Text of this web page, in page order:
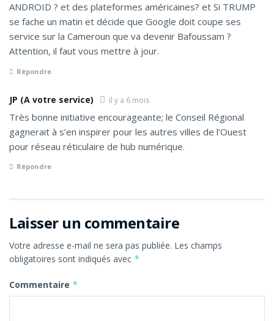
ANDROID ? et des plateformes américaines? et Si TRUMP
se fache un matin et décide que Google doit coupe ses
service sur la Cameroun que va devenir Bafoussam ?
Attention, il faut vous mettre à jour.
Répondre
JP (A votre service) il y a 6 mois
Très bonne initiative encourageante; le Conseil Régional
gagnerait à s’en inspirer pour les autres villes de l’Ouest
pour réseau réticulaire de hub numérique.
Répondre
Laisser un commentaire
Votre adresse e-mail ne sera pas publiée. Les champs
obligatoires sont indiqués avec *
Commentaire *